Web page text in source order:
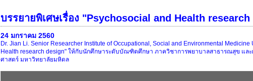
บรรยายพิเศษเรื่อง "Psychosocial and Health
24 มกราคม 2560
Dr. Jian Li. Senior Researcher Institute of Occupational, Social and Environmental
Health research design" ให้กับนักศึกษาระดับบัณฑิตศึกษา ภาควิชาการพยาบาลสาธารณสุข แ
ศาสตร์ มหาวิทยาลัยมหิดล